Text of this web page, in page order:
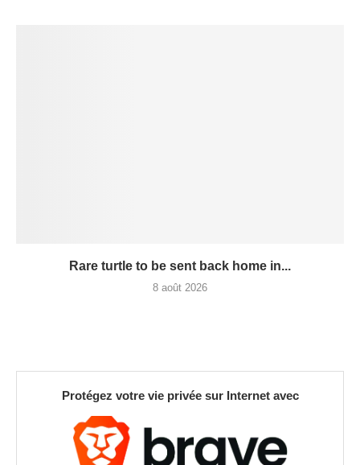
Rare turtle to be sent back home in...
8 août 2026
Protégez votre vie privée sur Internet avec